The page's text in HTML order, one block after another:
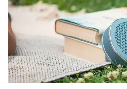
INSCRIVEZ-
ACCÉDER AUX